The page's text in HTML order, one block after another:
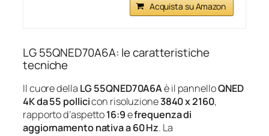
Acquista su Amazon
LG 55QNED70A6A: le caratteristiche
tecniche
Il cuore della LG 55QNED70A6Aè il pannelloQNED
4K da 55 pollicicon risoluzione3840 x 2160,
rapporto d’aspetto16:9efrequenza di
aggiornamento nativa a 60 Hz. La